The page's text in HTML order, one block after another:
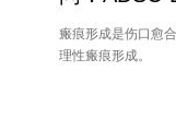
瘢痕形成是伤口愈
理性瘢痕形成。